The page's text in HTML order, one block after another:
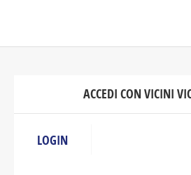
ACCEDI CON VICINI
LOGIN